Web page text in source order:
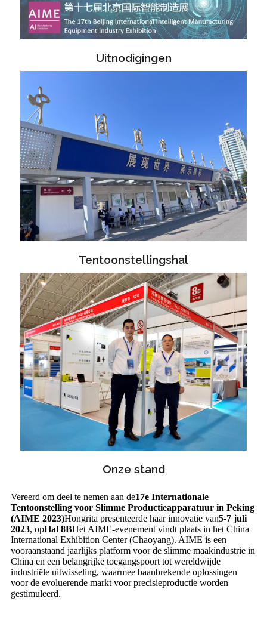
Uitnodigingen
Tentoonstellingshal
Onze stand
Vereerd om deel te nemen aan de17e Internationale
Tentoonstelling voor Slimme Productieapparatuur in Peking
(AIME 2023)Hongrita presenteerde haar innovatie van5-7 juli
2023, opHal 8BHet AIME-evenement vindt plaats in het China
International Exhibition Center (Chaoyang). AIME is een
vooraanstaand jaarlijks platform voor de slimme maakindustrie in
China en een belangrijke toegangspoort tot wereldwijde
industriële uitwisseling, waarmee baanbrekende oplossingen
voor de evoluerende markt voor precisieproductie worden
gestimuleerd.